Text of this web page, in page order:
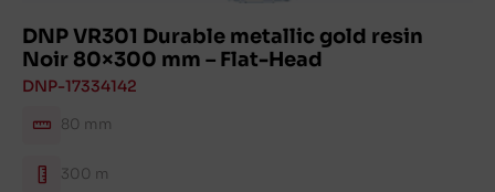
DNP VR301 Durable metallic gold resin
Noir 80×300 mm – Flat-Head
DNP-17334142
80 mm
300 m